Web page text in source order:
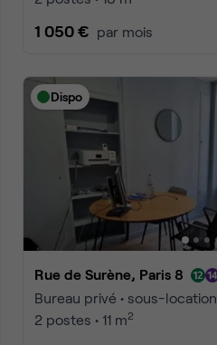
1 050 € par mois
Dispo
Rue de Surène, Paris 8
Bureau privé • sous-location
2 postes • 11 m2